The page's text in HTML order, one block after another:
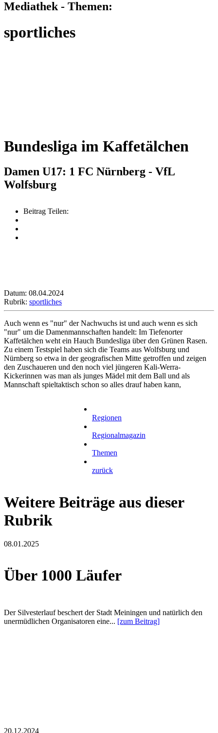
Mediathek - Themen:
sportliches
Bundesliga im Kaffetälchen
Damen U17: 1 FC Nürnberg - VfL
Wolfsburg
Beitrag Teilen:
Datum: 08.04.2024
Rubrik: sportliches
Auch wenn es "nur" der Nachwuchs ist und auch wenn es sich
"nur" um die Damenmannschaften handelt: Im Tiefenorter
Kaffetälchen weht ein Hauch Bundesliga über den Grünen Rasen.
Zu einem Testspiel haben sich die Teams aus Wolfsburg und
Nürnberg so etwa in der geografischen Mitte getroffen und zeigen
den Zuschaueren und den noch viel jüngeren Kali-Werra-
Kickerinnen was man als junges Mädel mit dem Ball und als
Mannschaft spieltaktisch schon so alles drauf haben kann,
Regionen
Regionalmagazin
Themen
zurück
Weitere Beiträge aus dieser
Rubrik
08.01.2025
Über 1000 Läufer
Der Silvesterlauf beschert der Stadt Meiningen und natürlich den
unermüdlichen Organisatoren eine... [zum Beitrag]
20.12.2024